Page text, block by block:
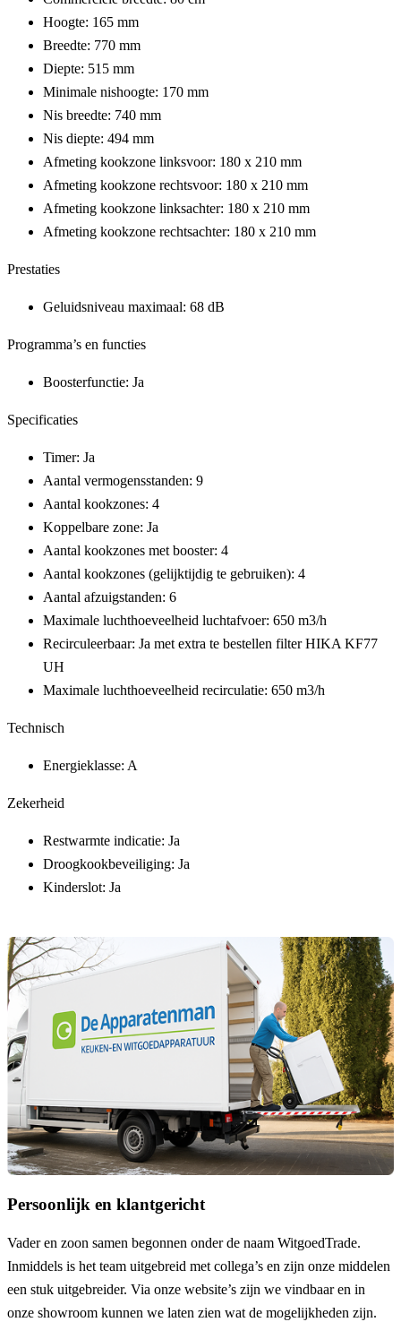
Hoogte: 165 mm
Breedte: 770 mm
Diepte: 515 mm
Minimale nishoogte: 170 mm
Nis breedte: 740 mm
Nis diepte: 494 mm
Afmeting kookzone linksvoor: 180 x 210 mm
Afmeting kookzone rechtsvoor: 180 x 210 mm
Afmeting kookzone linksachter: 180 x 210 mm
Afmeting kookzone rechtsachter: 180 x 210 mm
Prestaties
Geluidsniveau maximaal: 68 dB
Programma’s en functies
Boosterfunctie: Ja
Specificaties
Timer: Ja
Aantal vermogensstanden: 9
Aantal kookzones: 4
Koppelbare zone: Ja
Aantal kookzones met booster: 4
Aantal kookzones (gelijktijdig te gebruiken): 4
Aantal afzuigstanden: 6
Maximale luchthoeveelheid luchtafvoer: 650 m3/h
Recirculeerbaar: Ja met extra te bestellen filter HIKA KF77
UH
Maximale luchthoeveelheid recirculatie: 650 m3/h
Technisch
Energieklasse: A
Zekerheid
Restwarmte indicatie: Ja
Droogkookbeveiliging: Ja
Kinderslot: Ja
Persoonlijk en klantgericht
Vader en zoon samen begonnen onder de naam WitgoedTrade.
Inmiddels is het team uitgebreid met collega’s en zijn onze middelen
een stuk uitgebreider. Via onze website’s zijn we vindbaar en in
onze showroom kunnen we laten zien wat de mogelijkheden zijn.